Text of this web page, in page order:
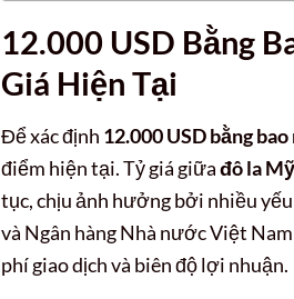
12.000 USD Bằng
Giá Hiện Tại
Để xác định 12.000 USD bằng
điểm hiện tại. Tỷ giá giữađô la
tục, chịu ảnh hưởng bởi nhiều
và Ngân hàng Nhà nước Việt
phí giao dịch và biên độ lợi nhuận.